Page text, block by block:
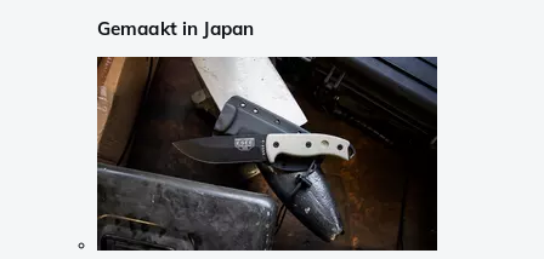
Gemaakt in Japan